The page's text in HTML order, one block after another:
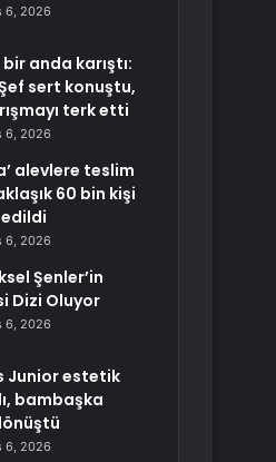
6, 2026
anda karıştı:
sert konuştu,
terk etti
6, 2026
alevlere teslim
60 bin kişi
6, 2026
Şenler’in
Dizi Oluyor
6, 2026
Junior estetik
bambaşka
6, 2026